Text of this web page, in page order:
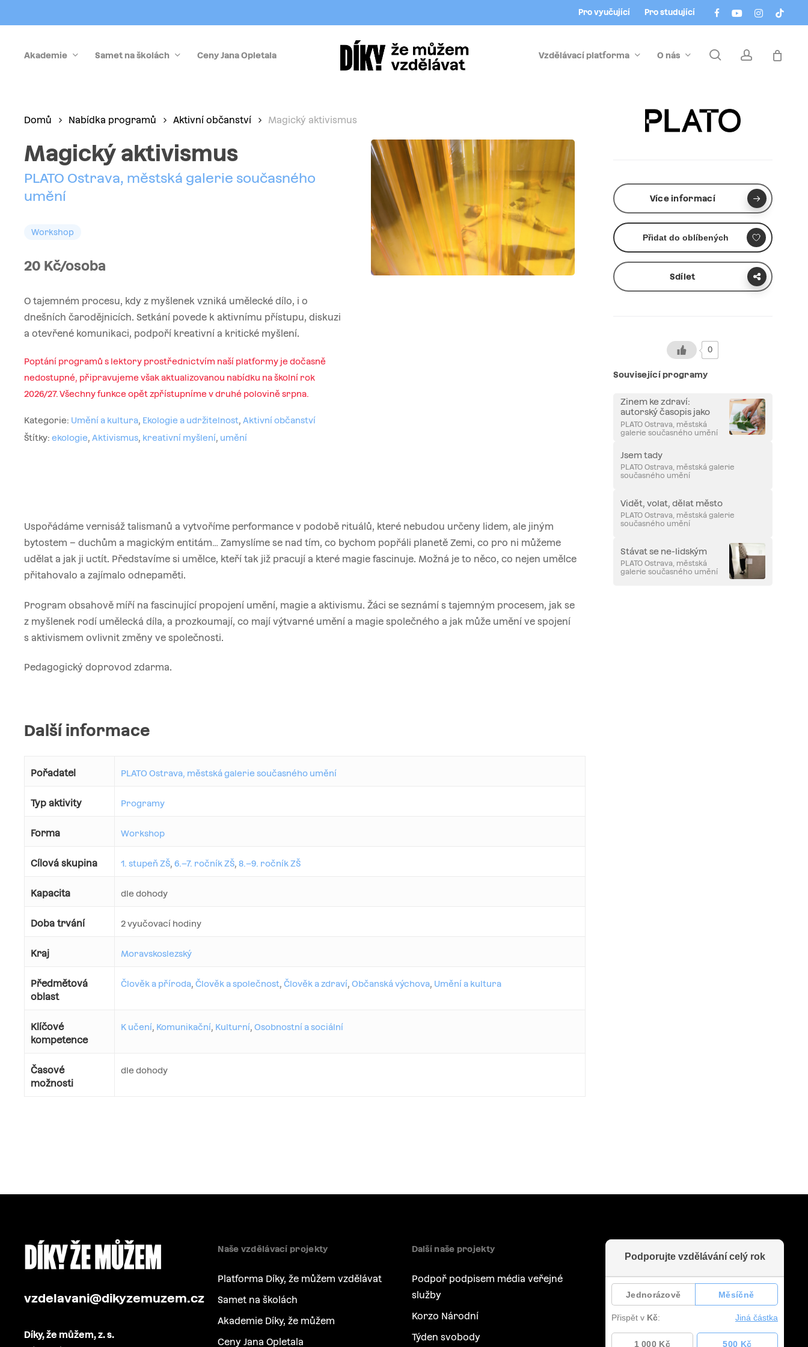
to
content
facebookyoutubeinstagram
tiktok
Pro vyučující Pro studující
Akademie Samet na školách Ceny Jana Opletala Vzdělávací platforma O nás searchaccount
Domů Nabídka programů Aktivní občanství Magický aktivismus
Magický aktivismus
PLATO Ostrava, městská galerie současného
umění
Workshop
20 Kč/osoba
O tajemném procesu, kdy z myšlenek vzniká umělecké dílo, i o
dnešních čarodějnicích. Setkání povede k aktivnímu přístupu, diskuzi
a otevřené komunikaci, podpoří kreativní a kritické myšlení.
Poptání programů s lektory prostřednictvím naší platformy je dočasně
nedostupné, připravujeme však aktualizovanou nabídku na školní rok
2026/27. Všechny funkce opět zpřístupníme v druhé polovině srpna.
Kategorie: Umění a kultura, Ekologie a udržitelnost,Aktivní občanství
Štítky:ekologie,Aktivismus, kreativní myšlení, umění
Uspořádáme vernisáž talismanů a vytvoříme performance v podobě rituálů, které nebudou určeny lidem, ale jiným
bytostem – duchům a magickým entitám… Zamyslíme se nad tím, co bychom popřáli planetě Zemi, co pro ni můžeme
udělat a jak ji uctít. Představíme si umělce, kteří tak již pracují a které magie fascinuje. Možná je to něco, co nejen umělce
přitahovalo a zajímalo odnepaměti.
Program obsahově míří na fascinující propojení umění, magie a aktivismu. Žáci se seznámí s tajemným procesem, jak se
z myšlenek rodí umělecká díla, a prozkoumají, co mají výtvarné umění a magie společného a jak může umění ve spojení
s aktivismem ovlivnit změny ve společnosti.
Pedagogický doprovod zdarma.
Další informace
Pořadatel PLATO Ostrava, městská galerie současného umění
Typ aktivity Programy
Forma Workshop
Cílová skupina 1. stupeň ZŠ, 6.–7. ročník ZŠ, 8.–9. ročník ZŠ
Kapacita dle dohody
Doba trvání 2 vyučovací hodiny
Kraj Moravskoslezský
Předmětová
oblast
Člověk a příroda, Člověk a společnost, Člověk a zdraví, Občanská výchova, Umění a kultura
Klíčové
kompetence
K učení, Komunikační, Kulturní, Osobnostní a sociální
Časové
možnosti
dle dohody
Více informací
Přidat do oblíbených
Sdílet
0
Související programy
Zinem ke zdraví:
autorský časopis jako
duševní hygiena
PLATO Ostrava, městská
galerie současného umění
Jsem tady
PLATO Ostrava, městská galerie
současného umění
Vidět, volat, dělat město
PLATO Ostrava, městská galerie
současného umění
Stávat se ne-lidským
PLATO Ostrava, městská
galerie současného umění
vzdelavani@dikyzemuzem.cz
Díky, že můžem, z. s.
Naše vzdělávací projekty
Platforma Díky, že můžem vzdělávat
Samet na školách
Akademie Díky, že můžem
Ceny Jana Opletala
Další naše projekty
Podpoř podpisem média veřejné
služby
Korzo Národní
Týden svobody
Menu